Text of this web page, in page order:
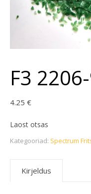
F3
4.25 €
Laost otsas
Kategooriad: Spectrum
Kirjeldus